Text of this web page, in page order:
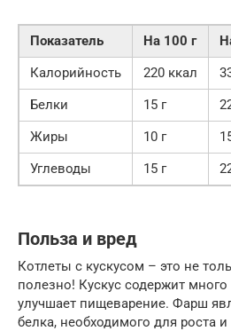
Показатель На 100 г
Калорийность
220 ккал
Белки
15 г
Жиры
10 г
Углеводы
15 г
Польза и вред
Котлеты с кускусом – это не
полезно! Кускус содержит много
улучшает пищеварение. Фарш
белка, необходимого для роста